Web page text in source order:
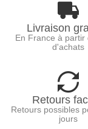
Livraison
En France à partir
d'achats
Retours
Retours possibles
jours